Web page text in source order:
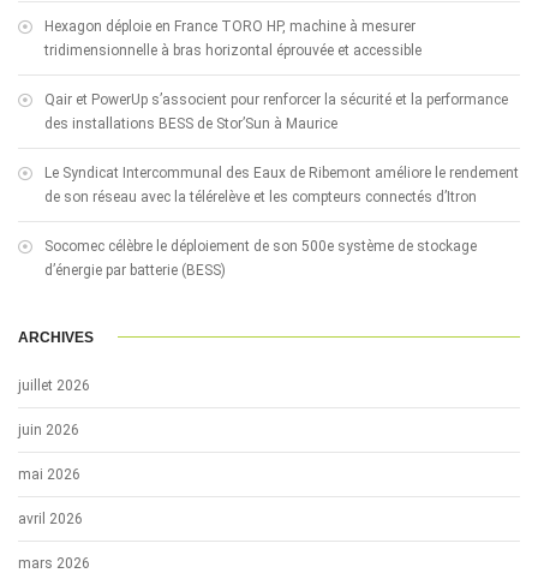
Hexagon déploie en France TORO HP, machine à mesurer
tridimensionnelle à bras horizontal éprouvée et accessible
Qair et PowerUp s’associent pour renforcer la sécurité et la performance
des installations BESS de Stor’Sun à Maurice
Le Syndicat Intercommunal des Eaux de Ribemont améliore le rendement
de son réseau avec la télérelève et les compteurs connectés d’Itron
Socomec célèbre le déploiement de son 500e système de stockage
d’énergie par batterie (BESS)
ARCHIVES
juillet 2026
juin 2026
mai 2026
avril 2026
mars 2026